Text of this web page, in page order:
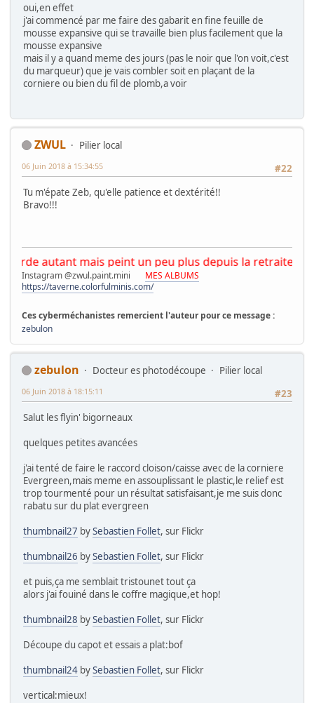
oui,en effet
j'ai commencé par me faire des gabarit en fine feuille de
mousse expansive qui se travaille bien plus facilement que la
mousse expansive
mais il y a quand meme des jours (pas le noir que l'on voit,c'est
du marqueur) que je vais combler soit en plaçant de la
corniere ou bien du fil de plomb,a voir
ZWUL
Pilier local
#22
06 Juin 2018 à 15:34:55
Tu m'épate Zeb, qu'elle patience et dextérité!!
Bravo!!!
autant mais peint un peu plus depuis la retraite.
Instagram @zwul.paint.mini MES ALBUMS
https://taverne.colorfulminis.com/
Ces cyberméchanistes remercient l'auteur pour ce message :
zebulon
zebulon Docteur es photodécoupe
Pilier local
#23
06 Juin 2018 à 18:15:11
Salut les flyin' bigorneaux
quelques petites avancées
j'ai tenté de faire le raccord cloison/caisse avec de la corniere
Evergreen,mais meme en assouplissant le plastic,le relief est
trop tourmenté pour un résultat satisfaisant,je me suis donc
rabatu sur du plat evergreen
thumbnail27 bySebastien Follet, sur Flickr
thumbnail26 bySebastien Follet, sur Flickr
et puis,ça me semblait tristounet tout ça
alors j'ai fouiné dans le coffre magique,et hop!
thumbnail28 bySebastien Follet, sur Flickr
Découpe du capot et essais a plat:bof
thumbnail24 bySebastien Follet, sur Flickr
vertical:mieux!